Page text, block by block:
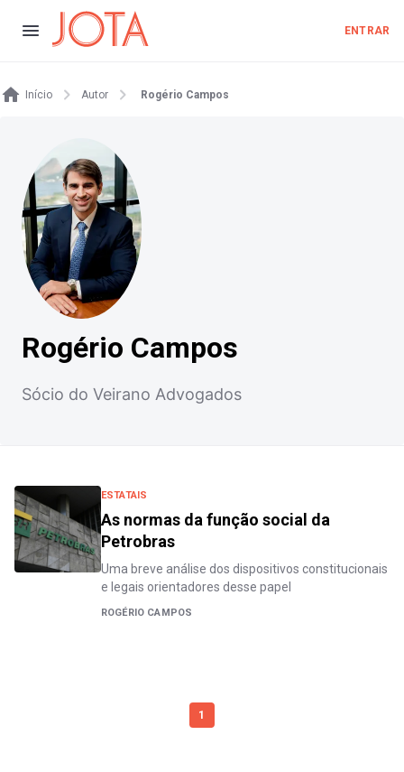
ENTRAR
Início Autor Rogério Campos
Rogério Campos
Sócio do Veirano Advogados
ESTATAIS
As normas da função social da
Petrobras
Uma breve análise dos dispositivos constitucionais
e legais orientadores desse papel
ROGÉRIO CAMPOS
1